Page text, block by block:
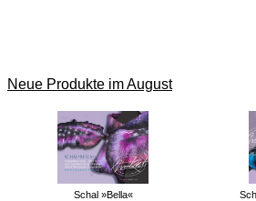
Neue Produkte im August
Schal »Bella«